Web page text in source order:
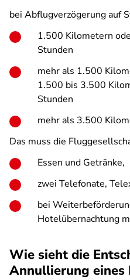
bei Abflugverzögerung auf
1.500 Kilometern
Stunden
mehr als 1.500
1.500 bis 3.500
Stunden
mehr als 3.500
Das muss die
Essen und Getränke,
zwei Telefonate,
bei
Hotelübernachtung
Wie sieht die
Annullierung eines